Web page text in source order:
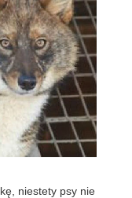
niestety psy nie